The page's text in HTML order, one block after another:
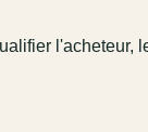
l'acheteur,